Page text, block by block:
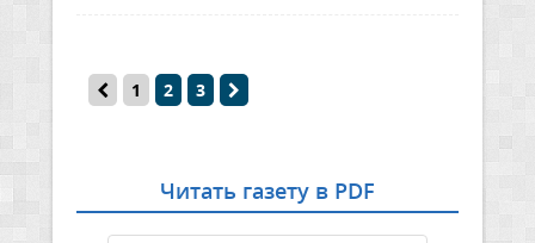
1 2 3
Читать газету в PDF